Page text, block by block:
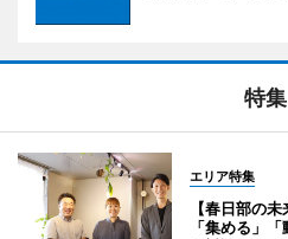
特集
エリア特集
【春日部の
「集める」